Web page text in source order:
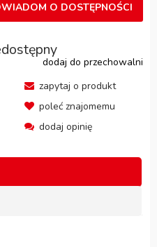
O DOSTĘPNOŚCI
dodaj do przechowalni
zapytaj o produkt
poleć znajomemu
dodaj opinię